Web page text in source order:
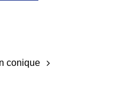
conique